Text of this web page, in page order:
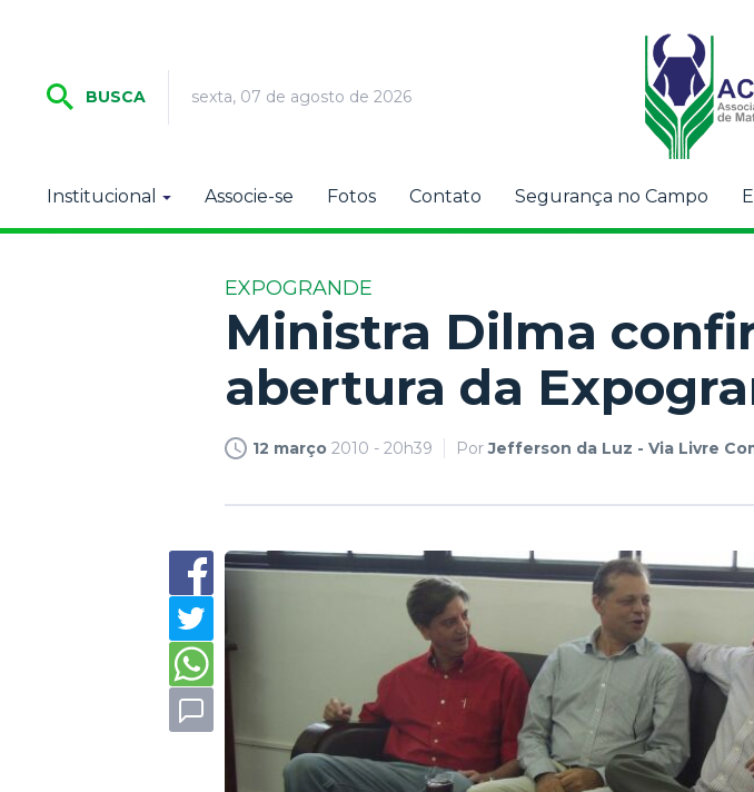
BUSCA sexta, 07 de agosto de 2026
Institucional Associe-se Fotos Contato Segurança no Campo
EXPOGRANDE
Ministra Dilma
abertura da
12 março 2010 - 20h39 PorJefferson da Luz - Via Livre